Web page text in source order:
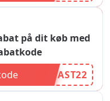
på dit køb med
AST22